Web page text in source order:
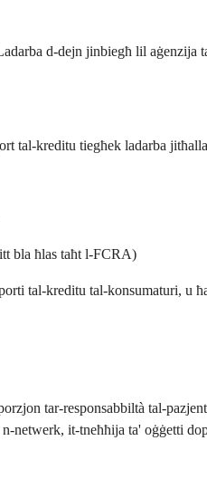
d-dejn jinbiegħ lil
tal-kreditu tiegħek ladarba
bla ħlas taħt l-FCRA)
tal-kreditu tal-konsumaturi, u
tar-responsabbiltà tal-
netwerk, it-tneħħija ta' oġġetti